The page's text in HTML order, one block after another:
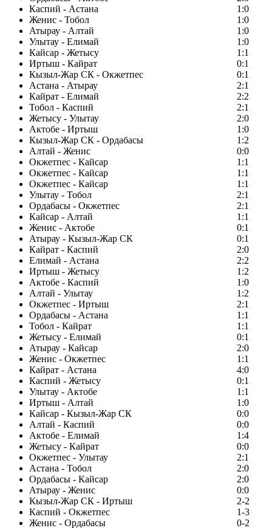
Каспий - Астана
1:0
Женис - Тобол
1:0
Атырау - Алтай
1:0
Улытау - Елимай
1:0
Кайсар - Жетысу
1:1
Иртыш - Кайрат
0:1
Кызыл-Жар СК - Окжетпес
0:1
Астана - Атырау
2:1
Кайрат - Елимай
2:2
Тобол - Каспий
2:1
Жетысу - Улытау
2:0
Актобе - Иртыш
1:0
Кызыл-Жар СК - Ордабасы
1:2
Алтай - Женис
0:0
Окжетпес - Кайсар
1:1
Окжетпес - Кайсар
1:1
Окжетпес - Кайсар
1:1
Улытау - Тобол
2:1
Ордабасы - Окжетпес
2:1
Кайсар - Алтай
1:1
Женис - Актобе
0:1
Атырау - Кызыл-Жар СК
0:1
Кайрат - Каспий
2:0
Елимай - Астана
2:2
Иртыш - Жетысу
1:2
Актобе - Каспий
1:0
Алтай - Улытау
1:2
Окжетпес - Иртыш
2:1
Ордабасы - Астана
1:1
Тобол - Кайрат
1:1
Жетысу - Елимай
0:1
Атырау - Кайсар
2:0
Женис - Окжетпес
1:1
Кайрат - Астана
4:0
Каспий - Жетысу
0:1
Улытау - Актобе
1:1
Иртыш - Алтай
1:0
Кайсар - Кызыл-Жар СК
0:0
Алтай - Каспий
0:0
Актобе - Елимай
1:4
Жетысу - Кайрат
0:0
Окжетпес - Улытау
2:1
Астана - Тобол
2:0
Ордабасы - Кайсар
2:0
Атырау - Женис
0:0
Кызыл-Жар СК - Иртыш
2-2
Каспий - Окжетпес
1-3
Женис - Ордабасы
0-2